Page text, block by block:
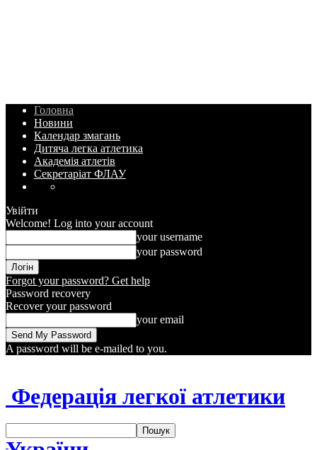
Головна
Новини
Календар змагань
Дитяча легка атлетика
Академія атлетів
Секретаріат ФЛАУ
Увійти
Welcome! Log into your account
your username
your password
Forgot your password? Get help
Password recovery
Recover your password
your email
A password will be e-mailed to you.
Федерація легкої атлетики